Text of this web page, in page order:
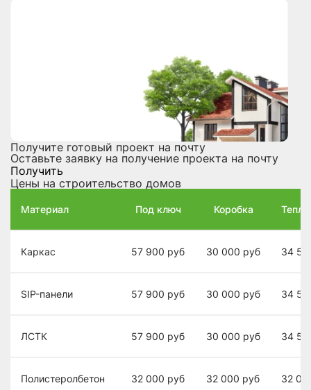
Получите готовый проект на почту
Оставьте заявку на получение проекта на почту
Получить
Цены на строительство домов
Материал Под ключ Коробка
Каркас 57 900 руб 30 000 руб 34
SIP-панели 57 900 руб 30 000 руб 34
ЛСТК 57 900 руб 30 000 руб 34
Полистеролбетон 32 000 руб 32 000 руб 32